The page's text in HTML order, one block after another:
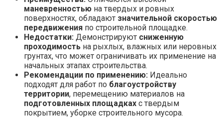
маневренностью на твердых и ровных
поверхностях, обладают значительной скоростью
передвижения по строительной площадке.
Недостатки: Демонстрируют сниженную
проходимость на рыхлых, влажных или неровных
грунтах, что может ограничивать их применение на
начальных этапах строительства.
Рекомендации по применению: Идеально
подходят для работ по благоустройству
территории, перемещению материалов на
подготовленных площадках с твердым
покрытием, уборке строительного мусора.